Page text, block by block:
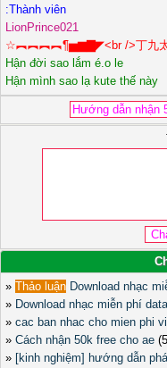
LionPrince021
☆︻︻︻︻¶▅▆▇◤<br />丁九
Hận đời sao lắm é.o le
Hận mình sao lạ kute thế này
» Thảo luận Download nhạc
» Download nhạc miễn phí
» cac ban nhac cho mien phi
» Cách nhận 50k free cho ae
» [kinh nghiệm] hướng dẫn